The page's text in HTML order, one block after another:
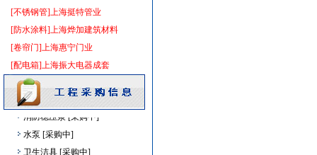
[不锈钢管]上海挺特管业
[防水涂料]上海烨加建筑材料
[卷帘门]上海惠宁门业
[配电箱]上海振大电器成套
园林设施 [采购中]
仪器仪表 [采购中]
供水设备
[采购中]
防水防腐 [采购中]
消防火警 [采购中]
水泥
[采购中]
消防稳压泵 [采购中]
水泵 [采购中]
卫生洁具 [采购中]